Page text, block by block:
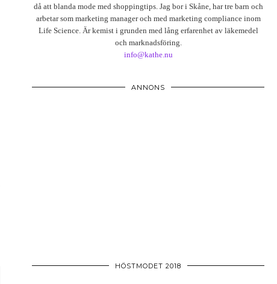
då att blanda mode med shoppingtips. Jag bor i Skåne, har tre barn och
arbetar som marketing manager och med marketing compliance inom
Life Science. Är kemist i grunden med lång erfarenhet av läkemedel
och marknadsföring.
info@kathe.nu
ANNONS
HÖSTMODET 2018